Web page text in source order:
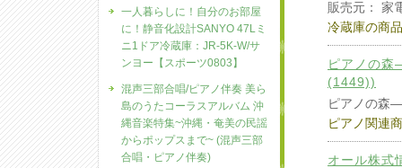
販売元： 家
冷蔵庫の商
ピアノの
(1449))
ピアノの森
ピアノ関連
オール株式
一人暮らしに！自分のお部屋
に！静音化設計SANYO 47Lミ
ニ1ドア冷蔵庫：JR-5K-W/サ
ンヨー【スポーツ0803】
混声三部合唱/ピアノ伴奏 美ら
島のうたコーラスアルバム 沖
縄音楽特集~沖縄・奄美の民謡
からポップスまで~ (混声三部
合唱・ピアノ伴奏)